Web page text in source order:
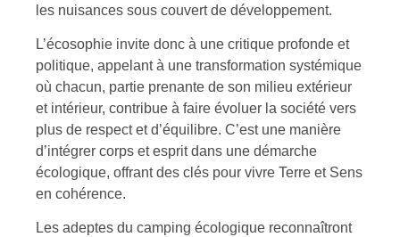
les nuisances sous couvert de développement.
L’écosophie invite donc à une critique profonde et
politique, appelant à une transformation systémique
où chacun, partie prenante de son milieu extérieur
et intérieur, contribue à faire évoluer la société vers
plus de respect et d’équilibre. C’est une manière
d’intégrer corps et esprit dans une démarche
écologique, offrant des clés pour vivre Terre et Sens
en cohérence.
Les adeptes du camping écologique reconnaîtront